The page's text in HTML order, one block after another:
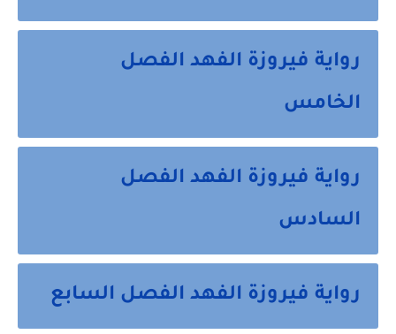
رواية فيروزة الفهد الفصل
الخامس
رواية فيروزة الفهد الفصل
السادس
رواية فيروزة الفهد الفصل السابع